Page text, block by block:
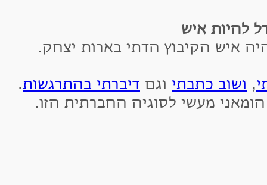
איש
הקיבוץ הדתי בארות יצחק.
כתבתיוגםדיברתי בהתרגשות.
מעשי לסוגיה החברתית הזו.